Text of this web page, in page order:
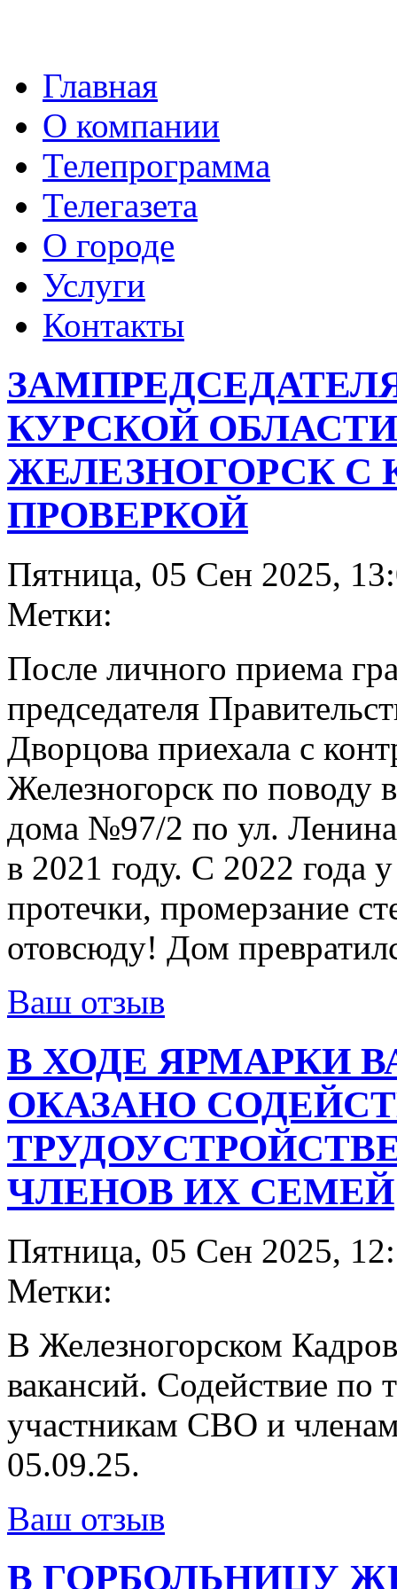
Главная
О компании
Телепрограмма
Телегазета
О городе
Услуги
Контакты
КУРСКОЙ
ЖЕЛЕЗНОГОРСК С
ПРОВЕРКОЙ
Пятница, 05 Сен 2025,
Метки:
После личного приема
председателя
Дворцова приехала с
Железногорск по поводу
дома №97/2 по ул.
в 2021 году. С 2022 года
протечки, промерзание
отовсюду! Дом
Ваш отзыв
В ХОДЕ ЯРМАРКИ
ОКАЗАНО
ЧЛЕНОВ ИХ СЕМЕЙ
Пятница, 05 Сен 2025,
Метки:
В Железногорском
вакансий. Содействие по
участникам СВО и
05.09.25.
Ваш отзыв
В ГОРБОЛЬНИЦУ